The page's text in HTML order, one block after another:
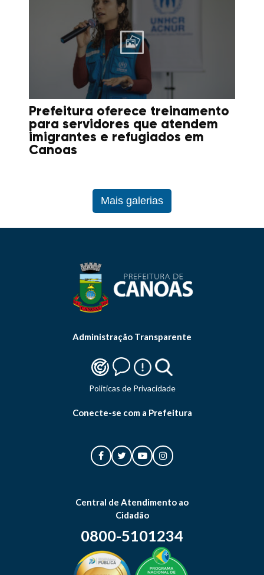
Prefeitura oferece treinamento
para servidores que atendem
imigrantes e refugiados em
Canoas
Mais galerias
Administração Transparente
Politicas de Privacidade
Conecte-se com a Prefeitura
Central de Atendimento ao
Cidadão
0800-5101234